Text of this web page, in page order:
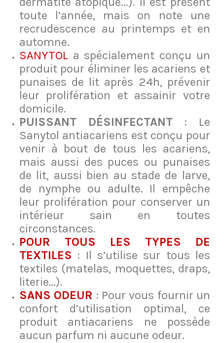
toute l’année, mais on note une
recrudescence au printemps et en
automne.
SANYTOL a spécialement conçu un
produit pour éliminer les acariens et
punaises de lit après 24h, prévenir
leur prolifération et assainir votre
domicile.
PUISSANT DÉSINFECTANT: Le
Sanytol antiacariens est conçu pour
venir à bout de tous les acariens,
mais aussi des puces ou punaises
de lit, aussi bien au stade de larve,
de nymphe ou adulte. Il empêche
leur prolifération pour conserver un
intérieur sain en toutes
circonstances.
POUR TOUS LES TYPES DE
TEXTILES : Il s’utilise sur tous les
textiles (matelas, moquettes, draps,
literie…).
SANS ODEUR : Pour vous fournir un
confort d’utilisation optimal, ce
produit antiacariens ne possède
aucun parfum ni aucune odeur.